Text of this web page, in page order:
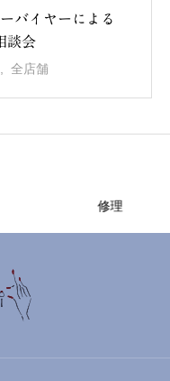
バイヤーによる
談会
全店舗